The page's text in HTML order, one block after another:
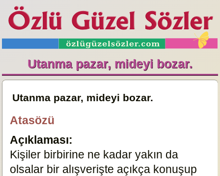
Utanma pazar, mideyi bozar.
Utanma pazar, mideyi bozar.
Atasözü
Açıklaması:
Kişiler birbirine ne kadar yakın da
olsalar bir alışverişte açıkça konuşup